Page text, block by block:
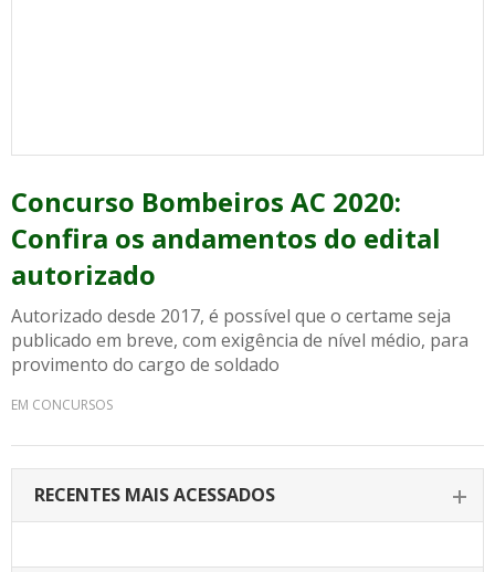
Concurso Bombeiros AC 2020:
Confira os andamentos do edital
autorizado
Autorizado desde 2017, é possível que o certame seja
publicado em breve, com exigência de nível médio, para
provimento do cargo de soldado
EM CONCURSOS
RECENTES MAIS ACESSADOS